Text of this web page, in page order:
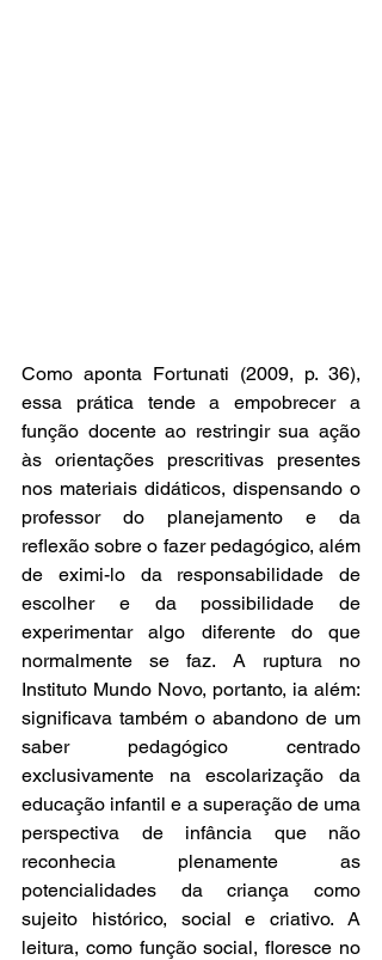
Como aponta Fortunati (2009, p. 36),
essa prática tende a empobrecer a
função docente ao restringir sua ação
às orientações prescritivas presentes
nos materiais didáticos, dispensando o
professor do planejamento e da
reflexão sobre o fazer pedagógico, além
de eximi-lo da responsabilidade de
escolher e da possibilidade de
experimentar algo diferente do que
normalmente se faz. A ruptura no
Instituto Mundo Novo, portanto, ia além:
significava também o abandono de um
saber pedagógico centrado
exclusivamente na escolarização da
educação infantil e a superação de uma
perspectiva de infância que não
reconhecia plenamente as
potencialidades da criança como
sujeito histórico, social e criativo. A
leitura, como função social, floresce no